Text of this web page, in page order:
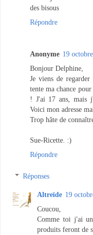
des bisous
Répondre
Anonyme 19
Bonjour Delphine,
Je viens de
tente ma chance
! J'ai 17 ans, mais
Voici mon adresse
Trop hâte de
Sue-Ricette. :)
Répondre
Réponses
Altreïde 19
Coucou,
Comme toi j'ai
produits feront de